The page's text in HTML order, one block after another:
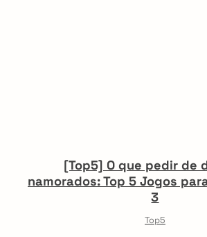
[Top5] O que pedir de
namorados: Top 5 Jogos
3
Top5